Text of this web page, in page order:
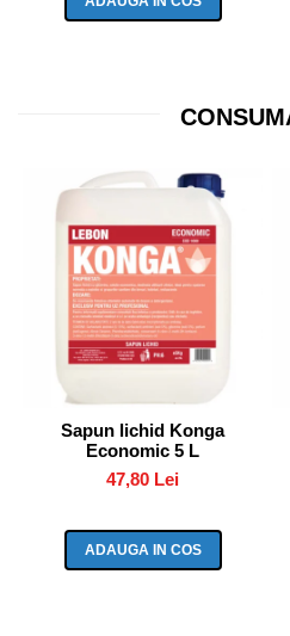
Sapun lichid Konga
Economic 5 L
47,80 Lei
ADAUGA IN COS